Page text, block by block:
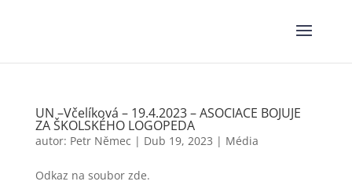
UN –Včelíková – 19.4.2023 – ASOCIACE BOJUJE
ZA ŠKOLSKÉHO LOGOPEDA
autor: Petr Němec | Dub 19, 2023 | Média
Odkaz na soubor zde.